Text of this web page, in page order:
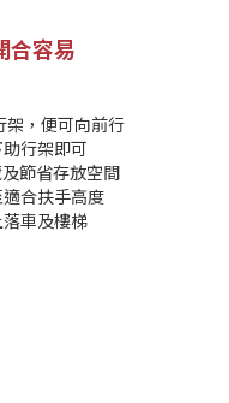
合容易
架，便可向前行
行架即可
節省存放空間
合扶手高度
車及樓梯